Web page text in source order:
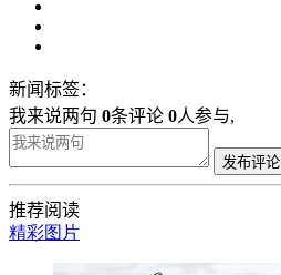
新闻标签：
我来说两句 0条评论 0人参与,
发布评论
推荐阅读